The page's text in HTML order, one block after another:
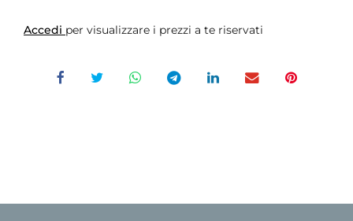
Accedi per visualizzare i prezzi a te riservati